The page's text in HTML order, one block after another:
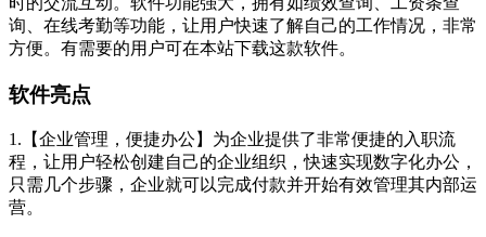
询、在线考勤等功能，让用户快速了解自己的工作情况，非常
方便。有需要的用户可在本站下载这款软件。
软件亮点
1.【企业管理，便捷办公】为企业提供了非常便捷的入职流
程，让用户轻松创建自己的企业组织，快速实现数字化办公，
只需几个步骤，企业就可以完成付款并开始有效管理其内部运
营。